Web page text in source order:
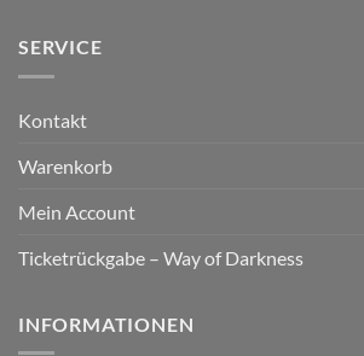
SERVICE
Kontakt
Warenkorb
Mein Account
Ticketrückgabe – Way of Darkness
INFORMATIONEN